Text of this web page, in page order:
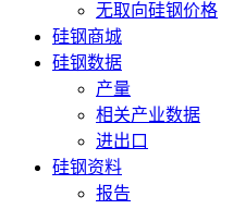
无取向硅钢价格
硅钢商城
硅钢数据
产量
相关产业数据
进出口
硅钢资料
报告